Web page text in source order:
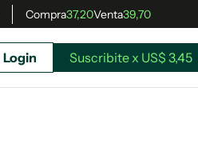
Compra37,20Venta39,70
Login Suscribite x US$ 3,45